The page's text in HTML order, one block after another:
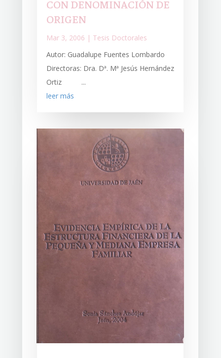
CON DENOMINACIÓN DE
ORIGEN
Mar 3, 2006 | Tesis Doctorales
Autor: Guadalupe Fuentes Lombardo
Directoras: Dra. Dª. Mª Jesús Hernández
Ortiz ...
leer más